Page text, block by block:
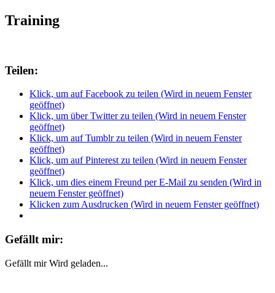
Training
Teilen:
Klick, um auf Facebook zu teilen (Wird in neuem Fenster
geöffnet)
Klick, um über Twitter zu teilen (Wird in neuem Fenster
geöffnet)
Klick, um auf Tumblr zu teilen (Wird in neuem Fenster
geöffnet)
Klick, um auf Pinterest zu teilen (Wird in neuem Fenster
geöffnet)
Klick, um dies einem Freund per E-Mail zu senden (Wird in
neuem Fenster geöffnet)
Klicken zum Ausdrucken (Wird in neuem Fenster geöffnet)
Gefällt mir:
Gefällt mir Wird geladen...